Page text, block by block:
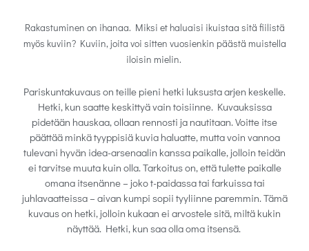
Rakastuminen on ihanaa. Miksi et haluaisi ikuistaa sitä fiilistä
myös kuviin? Kuviin, joita voi sitten vuosienkin päästä muistella
iloisin mielin.
Pariskuntakuvaus on teille pieni hetki luksusta arjen keskelle.
Hetki, kun saatte keskittyä vain toisiinne. Kuvauksissa
pidetään hauskaa, ollaan rennosti ja nautitaan. Voitte itse
päättää minkä tyyppisiä kuvia haluatte, mutta voin vannoa
tulevani hyvän idea-arsenaalin kanssa paikalle, jolloin teidän
ei tarvitse muuta kuin olla. Tarkoitus on, että tulette paikalle
omana itsenänne – joko t-paidassa tai farkuissa tai
juhlavaatteissa – aivan kumpi sopii tyyliinne paremmin. Tämä
kuvaus on hetki, jolloin kukaan ei arvostele sitä, miltä kukin
näyttää. Hetki, kun saa olla oma itsensä.